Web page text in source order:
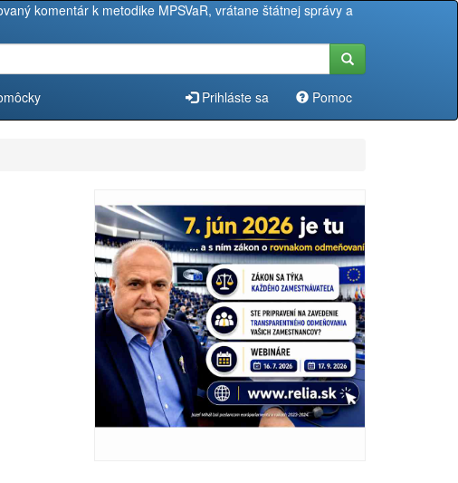
komentár k metodike MPSVaR, vrátane štátnej správy a
Prihláste sa Pomoc